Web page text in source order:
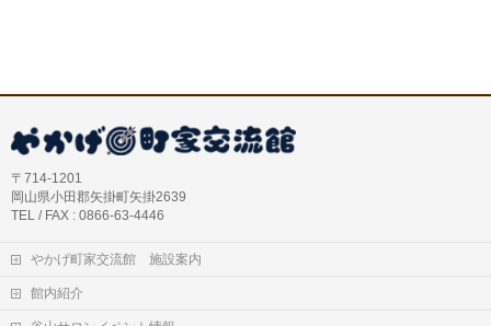
〒714-1201
岡山県小田郡矢掛町矢掛2639
TEL / FAX : 0866-63-4446
やかげ町家交流館 施設案内
館内紹介